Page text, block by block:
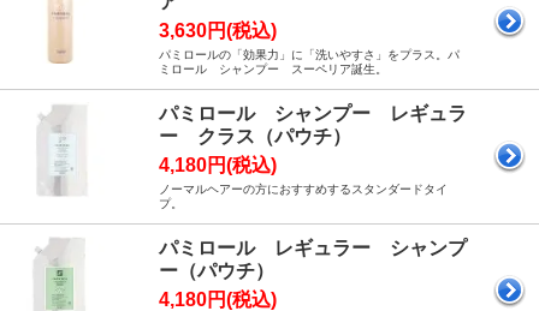
3,630円(税込)
パミロールの「効果力」に「洗いやすさ」をプラス。パ
ミロール シャンプー スーペリア誕生。
パミロール シャンプー レギュラ
ー クラス（パウチ）
4,180円(税込)
ノーマルヘアーの方におすすめするスタンダードタイ
プ。
パミロール レギュラー シャンプ
ー（パウチ）
4,180円(税込)